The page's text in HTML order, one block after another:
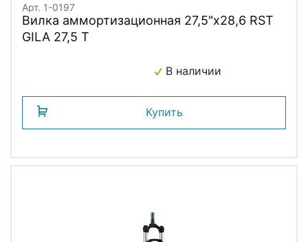
Арт. 1-0197
Вилка аммортизационная 27,5"х28,6 RST
GILA 27,5 T
В наличии
Купить